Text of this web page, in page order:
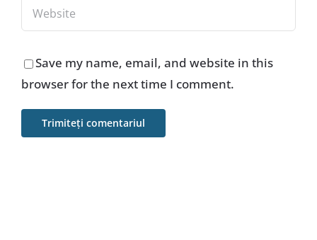
Save my name, email, and website in this
browser for the next time I comment.